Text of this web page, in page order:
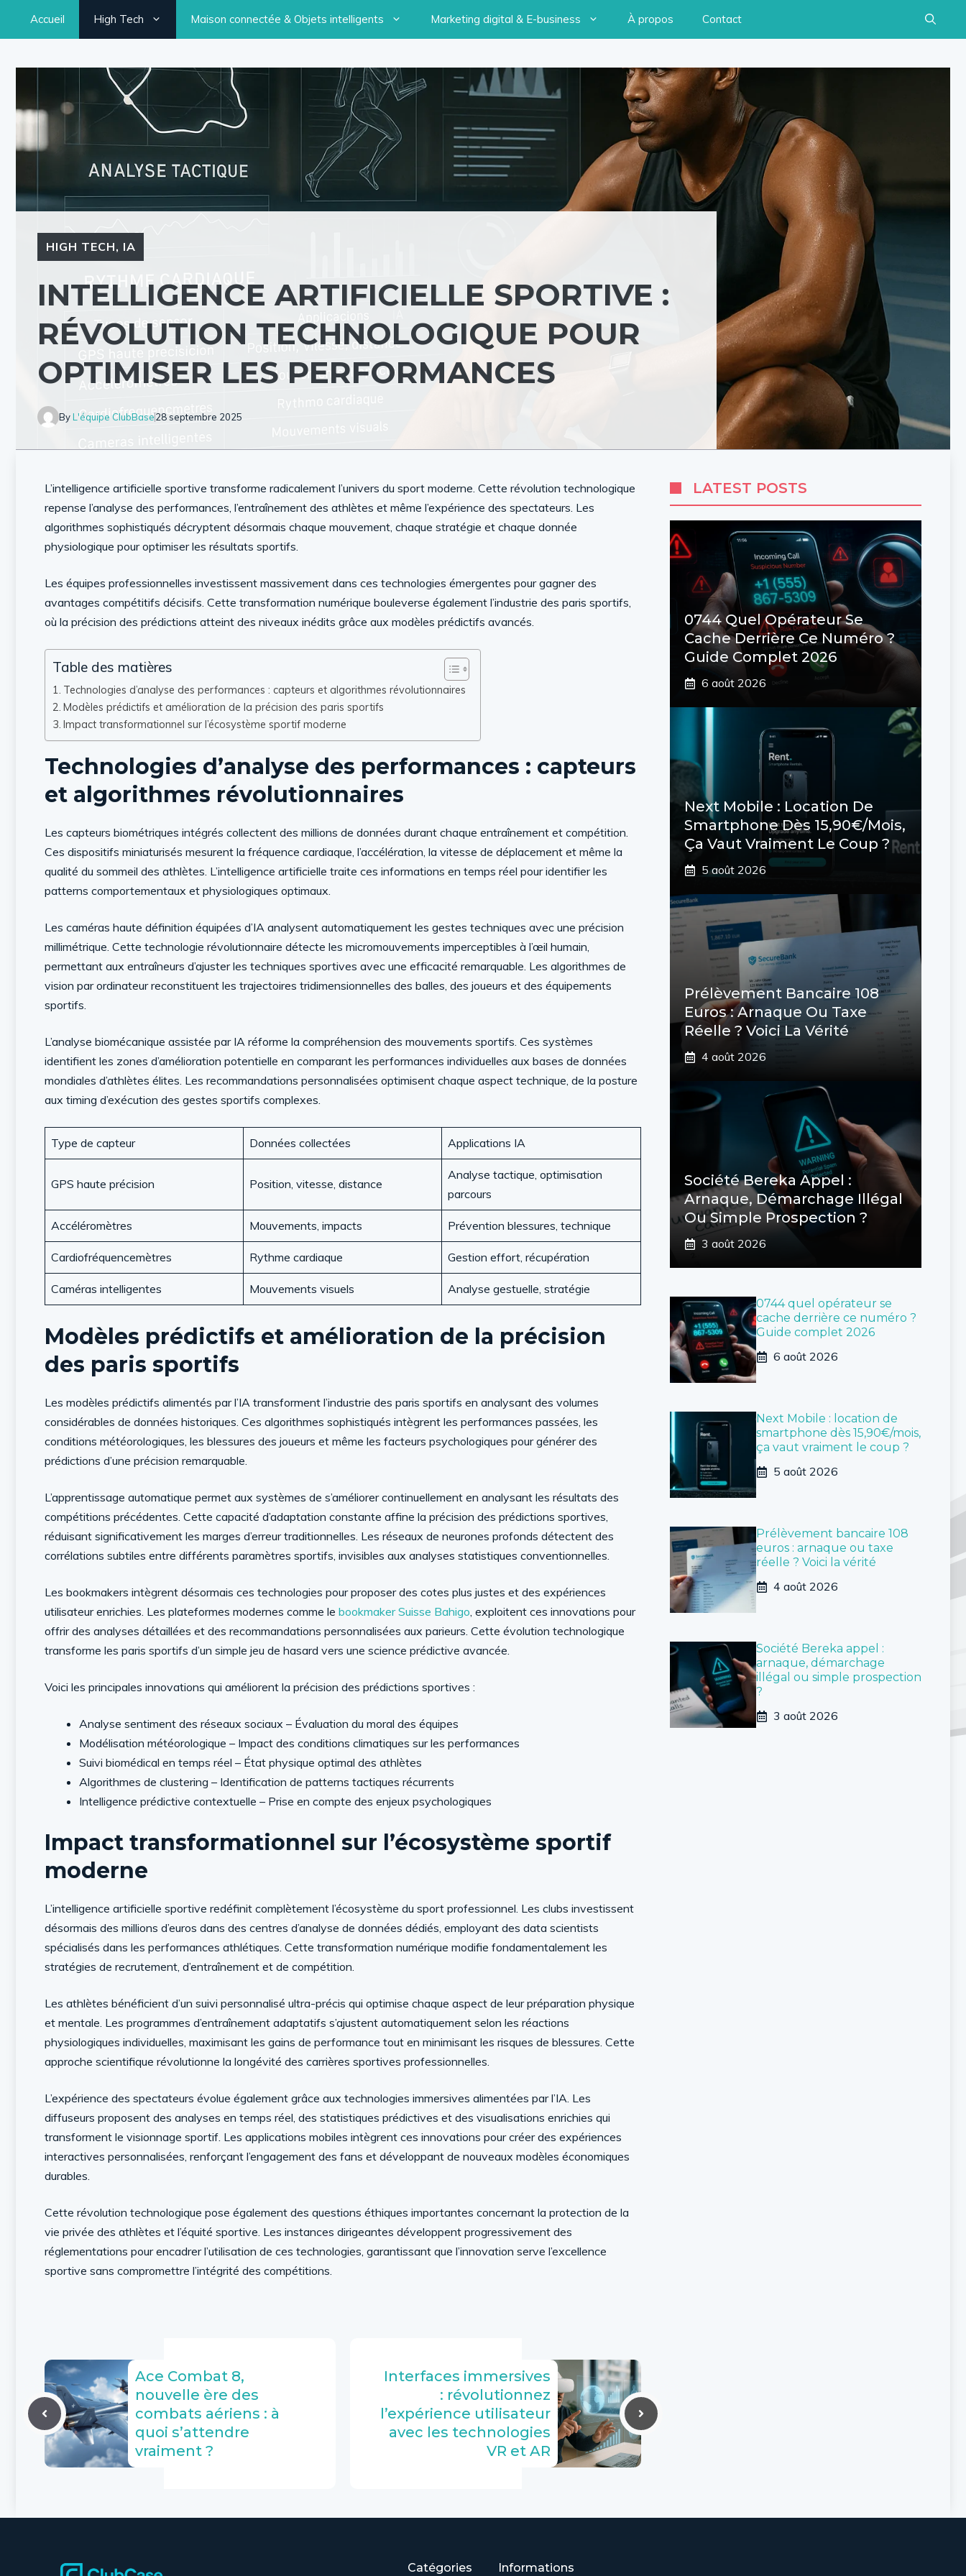
Accueil High Tech Maison connectée & Objets intelligents Marketing digital & E-business À propos Contact
HIGH TECH, IA
INTELLIGENCE ARTIFICIELLE SPORTIVE :
RÉVOLUTION TECHNOLOGIQUE POUR
OPTIMISER LES PERFORMANCES
ByL'équipe ClubBase28 septembre 2025
L’intelligence artificielle sportive transforme radicalement l’univers du sport moderne. Cette révolution technologique
repense l’analyse des performances, l’entraînement des athlètes et même l’expérience des spectateurs. Les
algorithmes sophistiqués décryptent désormais chaque mouvement, chaque stratégie et chaque donnée
physiologique pour optimiser les résultats sportifs.
Les équipes professionnelles investissent massivement dans ces technologies émergentes pour gagner des
avantages compétitifs décisifs. Cette transformation numérique bouleverse également l’industrie des paris sportifs,
où la précision des prédictions atteint des niveaux inédits grâce aux modèles prédictifs avancés.
Table des matières
Technologies d’analyse des performances : capteurs et algorithmes révolutionnaires
Modèles prédictifs et amélioration de la précision des paris sportifs
Impact transformationnel sur l’écosystème sportif moderne
Technologies d’analyse des performances : capteurs
et algorithmes révolutionnaires
Les capteurs biométriques intégrés collectent des millions de données durant chaque entraînement et compétition.
Ces dispositifs miniaturisés mesurent la fréquence cardiaque, l’accélération, la vitesse de déplacement et même la
qualité du sommeil des athlètes. L’intelligence artificielle traite ces informations en temps réel pour identifier les
patterns comportementaux et physiologiques optimaux.
Les caméras haute définition équipées d’IA analysent automatiquement les gestes techniques avec une précision
millimétrique. Cette technologie révolutionnaire détecte les micromouvements imperceptibles à l’œil humain,
permettant aux entraîneurs d’ajuster les techniques sportives avec une efficacité remarquable. Les algorithmes de
vision par ordinateur reconstituent les trajectoires tridimensionnelles des balles, des joueurs et des équipements
sportifs.
L’analyse biomécanique assistée par IA réforme la compréhension des mouvements sportifs. Ces systèmes
identifient les zones d’amélioration potentielle en comparant les performances individuelles aux bases de données
mondiales d’athlètes élites. Les recommandations personnalisées optimisent chaque aspect technique, de la posture
aux timing d’exécution des gestes sportifs complexes.
Type de capteur Données collectées Applications IA
GPS haute précision Position, vitesse, distance
Analyse tactique, optimisation
parcours
Accéléromètres Mouvements, impacts Prévention blessures, technique
Cardiofréquencemètres Rythme cardiaque Gestion effort, récupération
Caméras intelligentes Mouvements visuels Analyse gestuelle, stratégie
Modèles prédictifs et amélioration de la précision
des paris sportifs
Les modèles prédictifs alimentés par l’IA transforment l’industrie des paris sportifs en analysant des volumes
considérables de données historiques. Ces algorithmes sophistiqués intègrent les performances passées, les
conditions météorologiques, les blessures des joueurs et même les facteurs psychologiques pour générer des
prédictions d’une précision remarquable.
L’apprentissage automatique permet aux systèmes de s’améliorer continuellement en analysant les résultats des
compétitions précédentes. Cette capacité d’adaptation constante affine la précision des prédictions sportives,
réduisant significativement les marges d’erreur traditionnelles. Les réseaux de neurones profonds détectent des
corrélations subtiles entre différents paramètres sportifs, invisibles aux analyses statistiques conventionnelles.
Les bookmakers intègrent désormais ces technologies pour proposer des cotes plus justes et des expériences
utilisateur enrichies. Les plateformes modernes comme le bookmaker Suisse Bahigo, exploitent ces innovations pour
offrir des analyses détaillées et des recommandations personnalisées aux parieurs. Cette évolution technologique
transforme les paris sportifs d’un simple jeu de hasard vers une science prédictive avancée.
Voici les principales innovations qui améliorent la précision des prédictions sportives :
Analyse sentiment des réseaux sociaux – Évaluation du moral des équipes
Modélisation météorologique – Impact des conditions climatiques sur les performances
Suivi biomédical en temps réel – État physique optimal des athlètes
Algorithmes de clustering – Identification de patterns tactiques récurrents
Intelligence prédictive contextuelle – Prise en compte des enjeux psychologiques
Impact transformationnel sur l’écosystème sportif
moderne
L’intelligence artificielle sportive redéfinit complètement l’écosystème du sport professionnel. Les clubs investissent
désormais des millions d’euros dans des centres d’analyse de données dédiés, employant des data scientists
spécialisés dans les performances athlétiques. Cette transformation numérique modifie fondamentalement les
stratégies de recrutement, d’entraînement et de compétition.
Les athlètes bénéficient d’un suivi personnalisé ultra-précis qui optimise chaque aspect de leur préparation physique
et mentale. Les programmes d’entraînement adaptatifs s’ajustent automatiquement selon les réactions
physiologiques individuelles, maximisant les gains de performance tout en minimisant les risques de blessures. Cette
approche scientifique révolutionne la longévité des carrières sportives professionnelles.
L’expérience des spectateurs évolue également grâce aux technologies immersives alimentées par l’IA. Les
diffuseurs proposent des analyses en temps réel, des statistiques prédictives et des visualisations enrichies qui
transforment le visionnage sportif. Les applications mobiles intègrent ces innovations pour créer des expériences
interactives personnalisées, renforçant l’engagement des fans et développant de nouveaux modèles économiques
durables.
Cette révolution technologique pose également des questions éthiques importantes concernant la protection de la
vie privée des athlètes et l’équité sportive. Les instances dirigeantes développent progressivement des
réglementations pour encadrer l’utilisation de ces technologies, garantissant que l’innovation serve l’excellence
sportive sans compromettre l’intégrité des compétitions.
Ace Combat 8,
nouvelle ère des
combats aériens : à
quoi s’attendre
vraiment ?
Interfaces immersives
: révolutionnez
l’expérience utilisateur
avec les technologies
VR et AR
LATEST POSTS
0744 Quel Opérateur Se
Cache Derrière Ce Numéro ?
Guide Complet 2026
6 août 2026
Next Mobile : Location De
Smartphone Dès 15,90€/mois,
Ça Vaut Vraiment Le Coup ?
5 août 2026
Prélèvement Bancaire 108
Euros : Arnaque Ou Taxe
Réelle ? Voici La Vérité
4 août 2026
Société Bereka Appel :
Arnaque, Démarchage Illégal
Ou Simple Prospection ?
3 août 2026
0744 quel opérateur se
cache derrière ce numéro ?
Guide complet 2026
6 août 2026
Next Mobile : location de
smartphone dès 15,90€/mois,
ça vaut vraiment le coup ?
5 août 2026
Prélèvement bancaire 108
euros : arnaque ou taxe
réelle ? Voici la vérité
4 août 2026
Société Bereka appel :
arnaque, démarchage
illégal ou simple prospection
?
3 août 2026
Catégories Informations